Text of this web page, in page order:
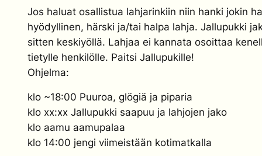
Jos haluat osallistua lahjarinkiin niin hanki jokin
hyödyllinen, härski ja/tai halpa lahja. Jallupukki
sitten keskiyöllä. Lahjaa ei kannata osoittaa
tietylle henkilölle. Paitsi Jallupukille!
Ohjelma:
klo ~18:00 Puuroa, glögiä ja piparia
klo xx:xx Jallupukki saapuu ja lahjojen jako
klo aamu aamupalaa
klo 14:00 jengi viimeistään kotimatkalla